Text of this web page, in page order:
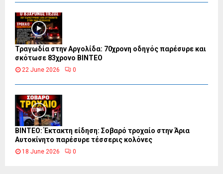
Τραγωδία στην Αργολίδα: 70χρονη οδηγός παρέσυρε και
σκότωσε 83χρονο ΒΙΝΤΕΟ
22 June 2026 0
ΒΙΝΤΕΟ: Έκτακτη είδηση: Σοβαρό τροχαίο στην Άρια
Αυτοκίνητο παρέσυρε τέσσερις κολόνες
18 June 2026 0